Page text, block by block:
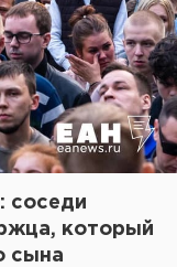
соседи
который
сына